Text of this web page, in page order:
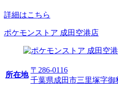
詳細はこちら
ポケモンストア 成田空港店
所在地
〒286-0116
千葉県成田市三里塚字